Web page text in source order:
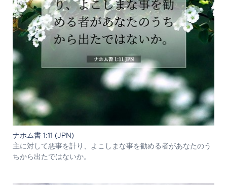
ナホム書 1:11 (JPN)
主に対して悪事を計り、よこしまな事を勧める者があなたのう
ちから出たではないか。